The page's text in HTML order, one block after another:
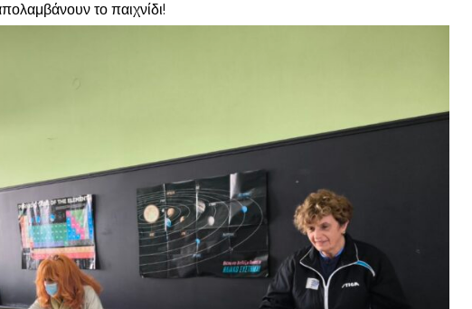
το παιχνίδι!